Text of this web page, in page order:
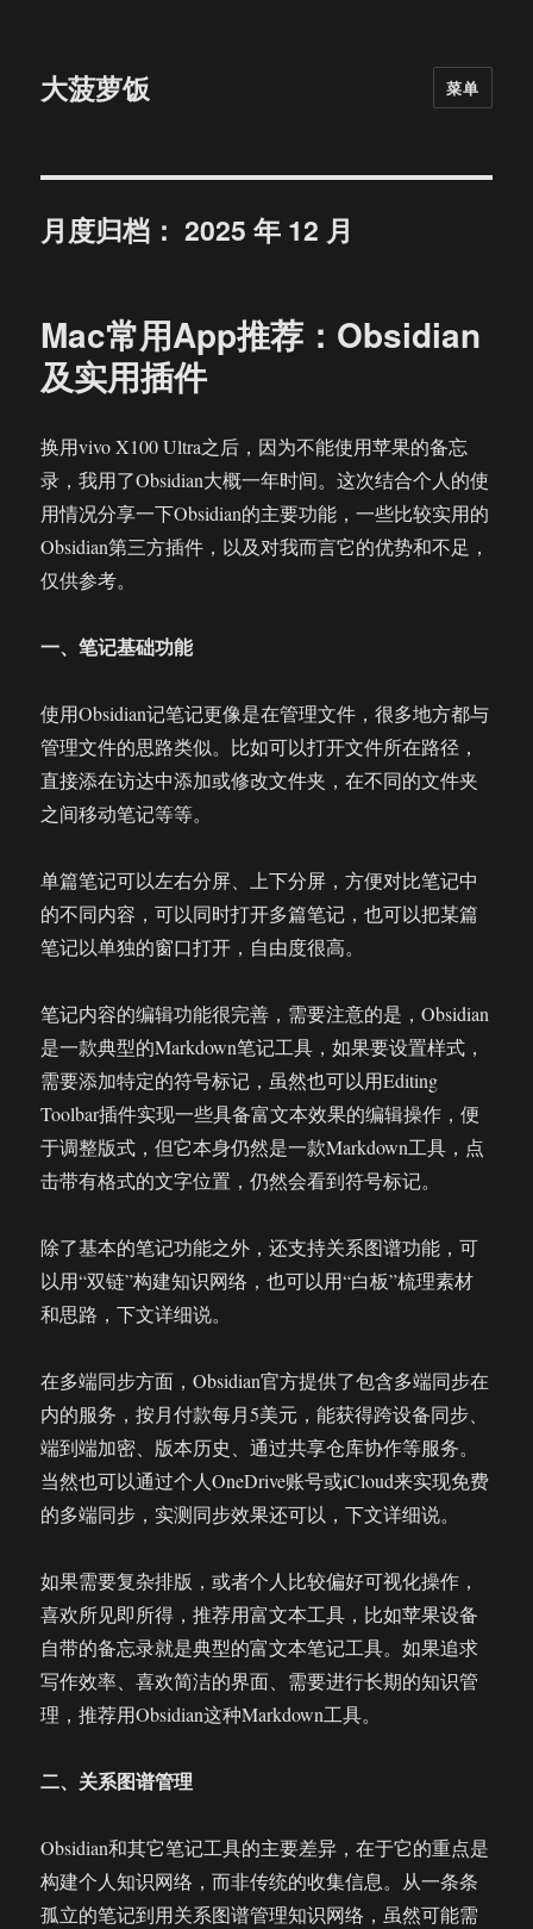
大菠萝饭 菜单
月度归档：2025 年 12 月
Mac常用App推荐：Obsidian
及实用插件
换用vivo X100 Ultra之后，因为不能使用苹果的备忘
录，我用了Obsidian大概一年时间。这次结合个人的使
用情况分享一下Obsidian的主要功能，一些比较实用的
Obsidian第三方插件，以及对我而言它的优势和不足，
仅供参考。
一、笔记基础功能
使用Obsidian记笔记更像是在管理文件，很多地方都与
管理文件的思路类似。比如可以打开文件所在路径，
直接添在访达中添加或修改文件夹，在不同的文件夹
之间移动笔记等等。
单篇笔记可以左右分屏、上下分屏，方便对比笔记中
的不同内容，可以同时打开多篇笔记，也可以把某篇
笔记以单独的窗口打开，自由度很高。
笔记内容的编辑功能很完善，需要注意的是，Obsidian
是一款典型的Markdown笔记工具，如果要设置样式，
需要添加特定的符号标记，虽然也可以用Editing
Toolbar插件实现一些具备富文本效果的编辑操作，便
于调整版式，但它本身仍然是一款Markdown工具，点
击带有格式的文字位置，仍然会看到符号标记。
除了基本的笔记功能之外，还支持关系图谱功能，可
以用“双链”构建知识网络，也可以用“白板”梳理素材
和思路，下文详细说。
在多端同步方面，Obsidian官方提供了包含多端同步在
内的服务，按月付款每月5美元，能获得跨设备同步、
端到端加密、版本历史、通过共享仓库协作等服务。
当然也可以通过个人OneDrive账号或iCloud来实现免费
的多端同步，实测同步效果还可以，下文详细说。
如果需要复杂排版，或者个人比较偏好可视化操作，
喜欢所见即所得，推荐用富文本工具，比如苹果设备
自带的备忘录就是典型的富文本笔记工具。如果追求
写作效率、喜欢简洁的界面、需要进行长期的知识管
理，推荐用Obsidian这种Markdown工具。
二、关系图谱管理
Obsidian和其它笔记工具的主要差异，在于它的重点是
构建个人知识网络，而非传统的收集信息。从一条条
孤立的笔记到用关系图谱管理知识网络，虽然可能需